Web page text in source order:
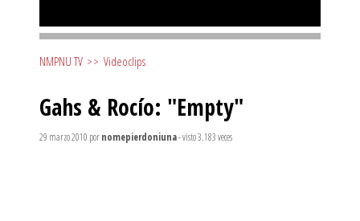
NMPNU TV >> Videoclips
Gahs & Rocío: "Empty"
29 marzo 2010 pornomepierdoniuna- visto 3.183 veces